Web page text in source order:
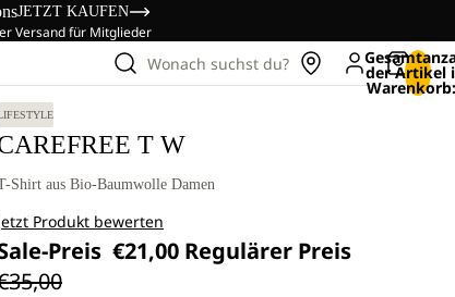
JETZT KAUFEN
Versand für Mitglieder
Wonach suchst du? der Artikel
T W
Shirt aus Bio-Baumwolle Damen
Produkt bewerten
Preis €21,00 Regulärer Preis